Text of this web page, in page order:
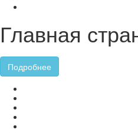
Главная
Подробнее